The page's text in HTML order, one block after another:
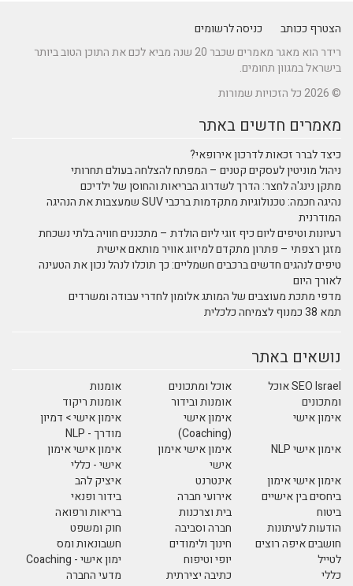
הצטרף ככותב
כניסה לרשומים
רידר הוא מאגר מאמרים שכבר 20 שנה מביא לכם את התוכן הטוב ביותר
בישראל במגוון תחומים.
© 2026 כל הזכויות שמורות
מאמרים חדשים באתר
כיצד לברר זכאות לדרכון אירופאי?
ניהול מוניטין לעסקים קטנים – המפתח להצלחה בעולם תחרותי
מתקן נינג'ה לחצר: הדרך לשדרוג הבריאות והחוסן של ילדיכם
נהיגה חכמה: טכנולוגיות מתקדמות ברכבי SUV שמעצבות את הנהיגה
המודרנית
רעיונות וטיפים ליום כיף זוגי ליום הולדת – מתכננים חוויה בלתי נשכחת
מזגן רצפתי – פתרון מתקדם למיזוג אוויר מותאם אישית
טיפים לנהגים חדשים ברכבים חשמליים: כך תוכלו לנהל נכון את הטעינה
לאורך היום
מדפי מתכת מעוצבים של המותג אלומון לחדרי עבודה ומשרדים
תמא 38 כמנוף לצמיחה כלכלית
נושאים באתר
SEO Israel אוכל
ומתכונים
אוכל ומתכונים
אומנות
אומנות ובידור
אומנות ריקוד
אימון אישי
אימון אישי
(Coaching)
אימון אישי > דמיון
מודרך - NLP
אימון אישי NLP
אימון אישי אימון
אישי
אימון אישי אימון
אישי - כללי
אימון אישי אימון
ביחסים בין אישיים
אינטרנט
איציק להב
אירועי חברה
בידור ופנאי
ביטוח
בית וצרכנות
בריאות ורפואה
הודעות לעיתונות
חברה וסביבה
חוק ומשפט
חושבים איפה רוצים
לטייל
חינוך ולימודים
חשבונאות ומס
יופי וטיפוח
ימון אישי - Coaching
כללי
כתיבה יצירתית
מדעי החברה